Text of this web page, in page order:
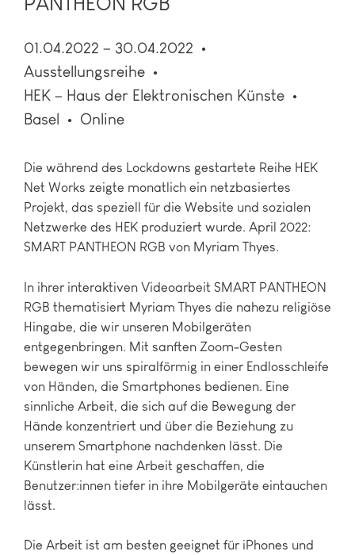
01.04.2022 – 30.04.2022
Ausstellungsreihe
HEK – Haus der Elektronischen Künste
Basel
Online
Die während des Lockdowns gestartete Reihe HEK
Net Works zeigte monatlich ein netzbasiertes
Projekt, das speziell für die Website und sozialen
Netzwerke des HEK produziert wurde. April 2022:
SMART PANTHEON RGB von Myriam Thyes.
In ihrer interaktiven Videoarbeit SMART PANTHEON
RGB thematisiert Myriam Thyes die nahezu religiöse
Hingabe, die wir unseren Mobilgeräten
entgegenbringen. Mit sanften Zoom-Gesten
bewegen wir uns spiralförmig in einer Endlosschleife
von Händen, die Smartphones bedienen. Eine
sinnliche Arbeit, die sich auf die Bewegung der
Hände konzentriert und über die Beziehung zu
unserem Smartphone nachdenken lässt. Die
Künstlerin hat eine Arbeit geschaffen, die
Benutzer:innen tiefer in ihre Mobilgeräte eintauchen
lässt.
Die Arbeit ist am besten geeignet für iPhones und